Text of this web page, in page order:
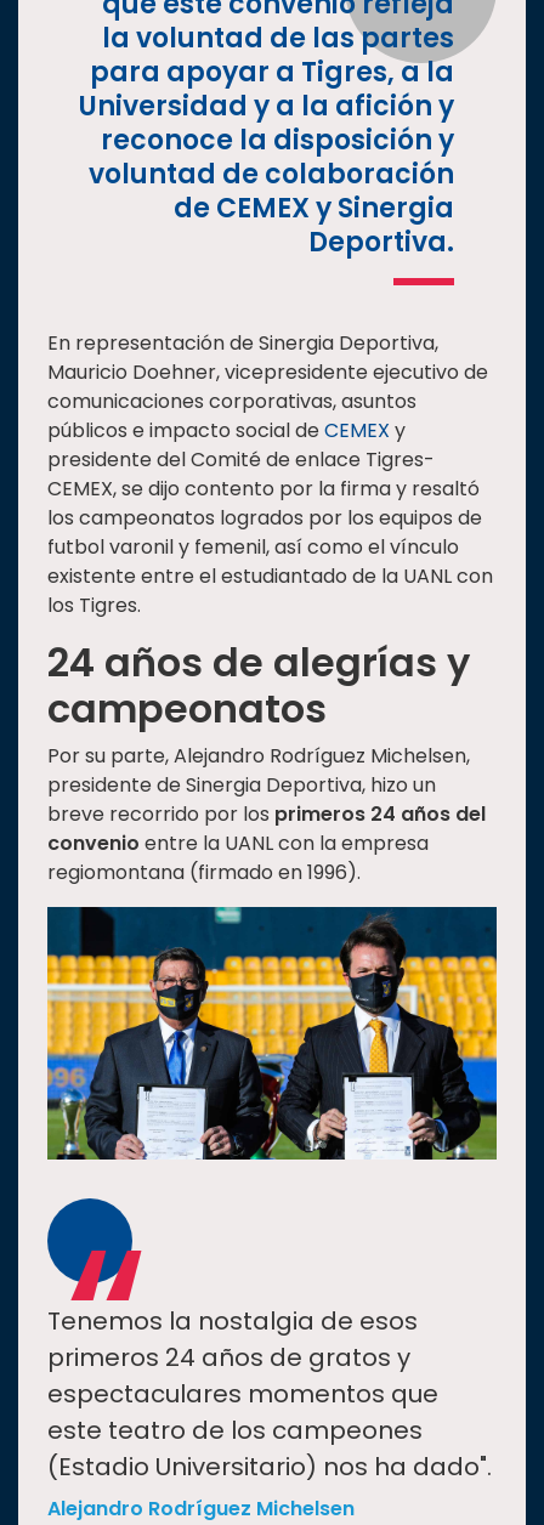
la voluntad de las partes
para apoyar a Tigres, a la
Universidad y a la afición y
reconoce la disposición y
voluntad de colaboración
de CEMEX y Sinergia
Deportiva.
En representación de Sinergia Deportiva,
Mauricio Doehner, vicepresidente ejecutivo de
comunicaciones corporativas, asuntos
públicos e impacto social deCEMEX y
presidente del Comité de enlace Tigres-
CEMEX, se dijo contento por la firma y resaltó
los campeonatos logrados por los equipos de
futbol varonil y femenil, así como el vínculo
existente entre el estudiantado de la UANL con
los Tigres.
24 años de alegrías y
campeonatos
Por su parte, Alejandro Rodríguez Michelsen,
presidente de Sinergia Deportiva, hizo un
breve recorrido por los primeros 24 años del
convenio entre la UANL con la empresa
regiomontana (firmado en 1996).
“
Tenemos la nostalgia de esos
primeros 24 años de gratos y
espectaculares momentos que
este teatro de los campeones
(Estadio Universitario) nos ha dado".
Alejandro Rodríguez Michelsen